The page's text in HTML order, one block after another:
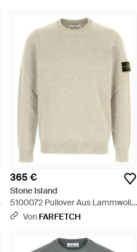
365 €
Stone Island
5100072 Pullover Aus Lammwolle
- Weiß
Von FARFETCH